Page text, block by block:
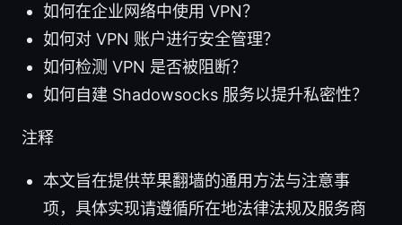
如何在企业网络中使用 VPN？
如何对 VPN 账户进行安全管理？
如何检测 VPN 是否被阻断？
如何自建 Shadowsocks 服务以提升私密性？
注释
本文旨在提供苹果翻墙的通用方法与注意事
项，具体实现请遵循所在地法律法规及服务商